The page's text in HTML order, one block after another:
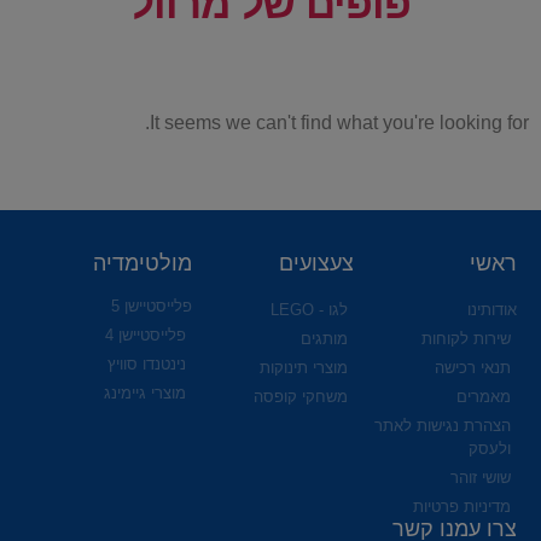
It seems we can't find what you're looking for.
ראשי
אודותינו
שירות לקוחות
תנאי רכישה
מאמרים
הצהרת נגישות לאתר
ולעסק
שושי זוהר
מדיניות פרטיות
צעצועים
לגו - LEGO
מותגים
מוצרי תינוקות
משחקי קופסה
מולטימדיה
פלייסטיישן 5
פלייסטיישן 4
נינטנדו סוויץ
מוצרי גיימינג
צרו עמנו קשר